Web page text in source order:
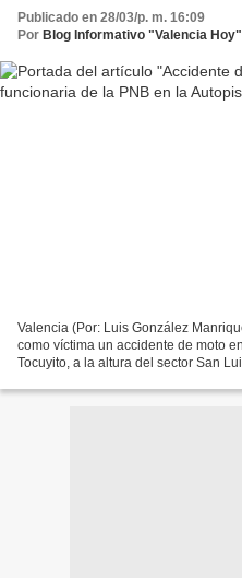
Publicado en 28/03/p. m. 16:09
Por Blog Informativo "Valencia Hoy"
Valencia (Por: Luis González
como víctima un accidente de moto
Tocuyito, a la altura del sector San